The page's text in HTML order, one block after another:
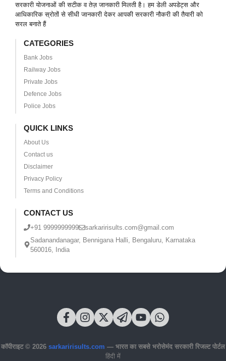
सरकारी योजनाओं की सटीक व तेज़ जानकारी मिलती है। हम डेली अपडेट्स और
आधिकारिक स्रोतों से सीधी जानकारी देकर आपकी सरकारी नौकरी की तैयारी को
सरल बनाते हैं
CATEGORIES
Bank Jobs
Railway Jobs
Private Jobs
Defence Jobs
Police Jobs
QUICK LINKS
About Us
Contact us
Disclaimer
Privacy Policy
Terms and Conditions
CONTACT US
+91 9999999999
sarkaririsults.com@gmail.com
Sadanandanagar, Bennigana Halli, Bengaluru, Karnataka
560016, India
कॉपीराइट © 2026 sarkaririsults.com — भारत का सबसे भरोसेमंद सरकारी रिजल्ट पोर्टल
हिंदी में